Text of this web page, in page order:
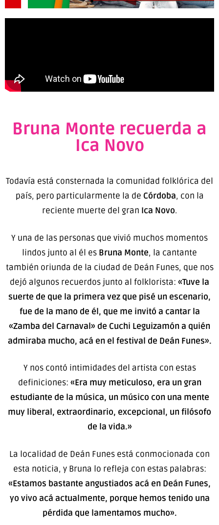
Bruna Monte recuerda a
Ica Novo
Todavía está consternada la comunidad folklórica del
país, pero particularmente la de Córdoba, con la
reciente muerte del gran Ica Novo.
Y una de las personas que vivió muchos momentos
lindos junto al él es Bruna Monte, la cantante
también oriunda de la ciudad de Deán Funes, que nos
dejó algunos recuerdos junto al folklorista: «Tuve la
suerte de que la primera vez que pisé un escenario,
fue de la mano de él, que me invitó a cantar la
«Zamba del Carnaval» de Cuchi Leguizamón a quién
admiraba mucho, acá en el festival de Deán Funes».
Y nos contó intimidades del artista con estas
definiciones: «Era muy meticuloso, era un gran
estudiante de la música, un músico con una mente
muy liberal, extraordinario, excepcional, un filósofo
de la vida.»
La localidad de Deán Funes está conmocionada con
esta noticia, y Bruna lo refleja con estas palabras:
«Estamos bastante angustiados acá en Deán Funes,
yo vivo acá actualmente, porque hemos tenido una
pérdida que lamentamos mucho».